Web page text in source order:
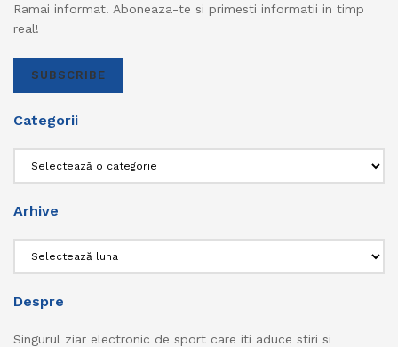
Ramai informat! Aboneaza-te si primesti informatii in timp
real!
SUBSCRIBE
Categorii
Arhive
Despre
Singurul ziar electronic de sport care iti aduce stiri si